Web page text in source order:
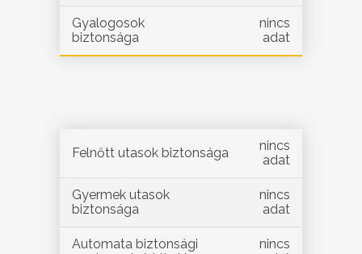
Gyalogosok
biztonsága
nincs
adat
Felnőtt utasok biztonsága
nincs
adat
Gyermek utasok
biztonsága
nincs
adat
Automata biztonsági
nincs